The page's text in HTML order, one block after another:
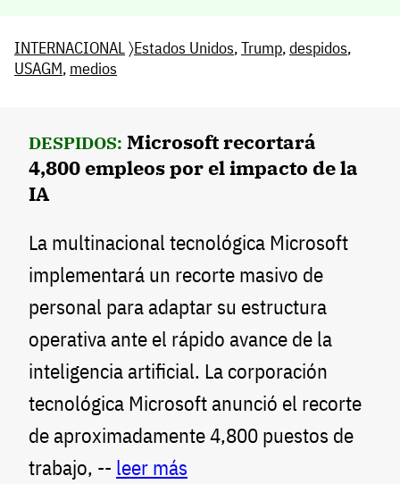
INTERNACIONAL〉Estados Unidos,Trump,despidos,
USAGM, medios
DESPIDOS: Microsoft recortará
4,800 empleos por el impacto de la
IA
La multinacional tecnológica Microsoft
implementará un recorte masivo de
personal para adaptar su estructura
operativa ante el rápido avance de la
inteligencia artificial. La corporación
tecnológica Microsoft anunció el recorte
de aproximadamente 4,800 puestos de
trabajo, -- leer más